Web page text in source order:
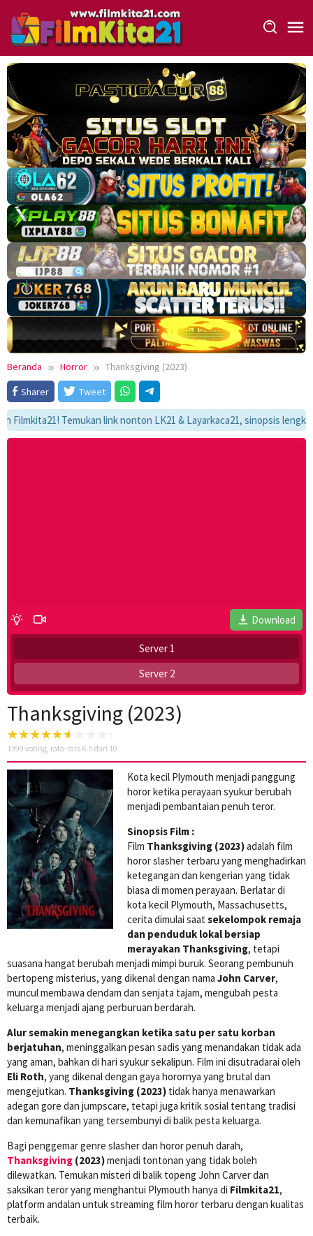
konten
Beranda Horror
Thanksgiving (2023)
Sharer
Tweet
Temukan link nonton LK21 & Layarkaca21, sinopsis
Download
Server 1
Server 2
Thanksgiving (2023)
1399 voting, rata-rata 6.0 dari 10
Kota kecil Plymouth menjadi panggung
horor ketika perayaan syukur berubah
menjadi pembantaian penuh teror.
Sinopsis Film :
Film Thanksgiving (2023)adalah film
horor slasher terbaru yang menghadirkan
ketegangan dan kengerian yang tidak
biasa di momen perayaan. Berlatar di
kota kecil Plymouth, Massachusetts,
cerita dimulai saat sekelompok remaja
dan penduduk lokal bersiap
merayakan Thanksgiving, tetapi
suasana hangat berubah menjadi mimpi buruk. Seorang pembunuh
bertopeng misterius, yang dikenal dengan nama John Carver,
muncul membawa dendam dan senjata tajam, mengubah pesta
keluarga menjadi ajang perburuan berdarah.
Alur semakin menegangkan ketika satu per satu korban
berjatuhan, meninggalkan pesan sadis yang menandakan tidak ada
yang aman, bahkan di hari syukur sekalipun. Film ini disutradarai oleh
Eli Roth, yang dikenal dengan gaya horornya yang brutal dan
mengejutkan. Thanksgiving (2023) tidak hanya menawarkan
adegan gore dan jumpscare, tetapi juga kritik sosial tentang tradisi
dan kemunafikan yang tersembunyi di balik pesta keluarga.
Bagi penggemar genre slasher dan horor penuh darah,
Thanksgiving (2023)menjadi tontonan yang tidak boleh
dilewatkan. Temukan misteri di balik topeng John Carver dan
saksikan teror yang menghantui Plymouth hanya di Filmkita21,
platform andalan untuk streaming film horor terbaru dengan kualitas
terbaik.